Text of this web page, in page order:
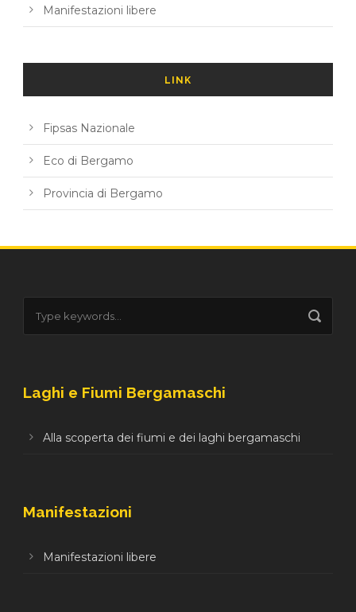
Manifestazioni libere
LINK
Fipsas Nazionale
Eco di Bergamo
Provincia di Bergamo
Laghi e Fiumi Bergamaschi
Alla scoperta dei fiumi e dei laghi bergamaschi
Manifestazioni
Manifestazioni libere